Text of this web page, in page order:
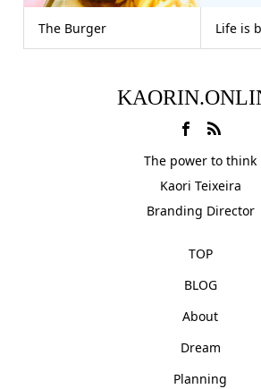
The Burger Life is
The power to think
Kaori Teixeira
Branding Director
TOP
BLOG
About
Dream
Planning